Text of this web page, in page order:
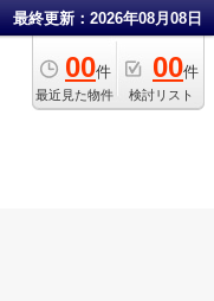
最終更新：2026年08月08日
00件
最近見た物件
00件
検討リスト